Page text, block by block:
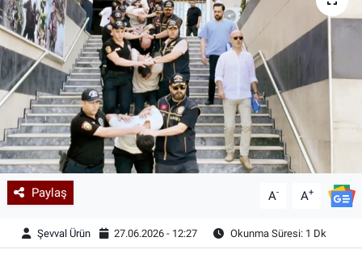
Paylaş A- A+
Şevval Ürün 27.06.2026 - 12:27 Okunma Süresi: 1 Dk
Kültür & Sanat
Sağlık
Siyaset
Teknoloji
Yazarlar
Astroloji-Rüya